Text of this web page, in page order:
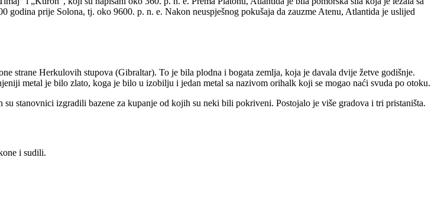
prije Solona, tj. oko 9600. p. n. e. Nakon neuspješnog pokušaja da zauzme Atenu, Atlantida je uslijed
strane Herkulovih stupova (Gibraltar). To je bila plodna i bogata zemlja, koja je davala dvije žetve godišnje.
metal je bilo zlato, koga je bilo u izobilju i jedan metal sa nazivom orihalk koji se mogao naći svuda po otoku.
stanovnici izgradili bazene za kupanje od kojih su neki bili pokriveni. Postojalo je više gradova i tri pristaništa.
i sudili.